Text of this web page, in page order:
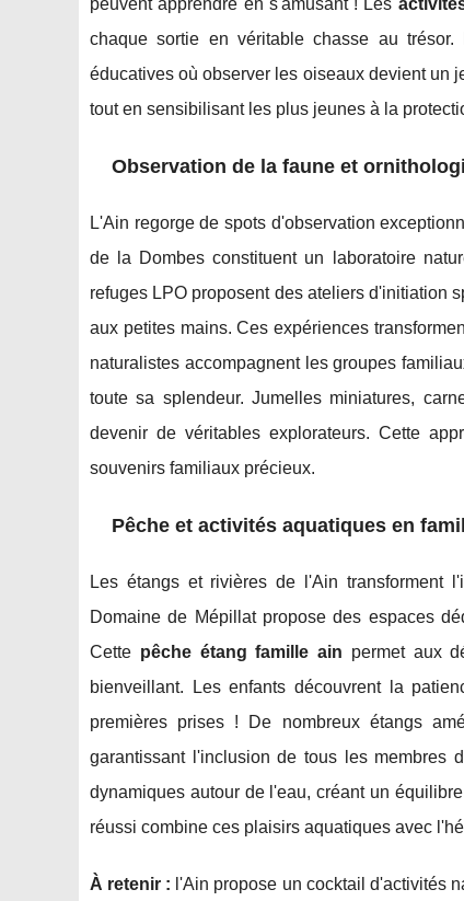
peuvent apprendre en s'amusant ! Les
chaque sortie en véritable chasse au
éducatives où observer les oiseaux devient un
tout en sensibilisant les plus jeunes à la
Observation de la faune et
L'Ain regorge de spots d'observation
de la Dombes constituent un laboratoire
refuges LPO proposent des ateliers d'initiation
aux petites mains. Ces expériences
naturalistes accompagnent les groupes
toute sa splendeur. Jumelles miniatures,
devenir de véritables explorateurs. Cette
souvenirs familiaux précieux.
Pêche et activités aquatiques en
Les étangs et rivières de l'Ain transforment
Domaine de Mépillat propose des espaces
Cette pêche étang famille ain permet aux
bienveillant. Les enfants découvrent la
premières prises ! De nombreux étangs
garantissant l'inclusion de tous les membres
dynamiques autour de l'eau, créant un
réussi combine ces plaisirs aquatiques avec
À retenir : l'Ain propose un cocktail d'activités